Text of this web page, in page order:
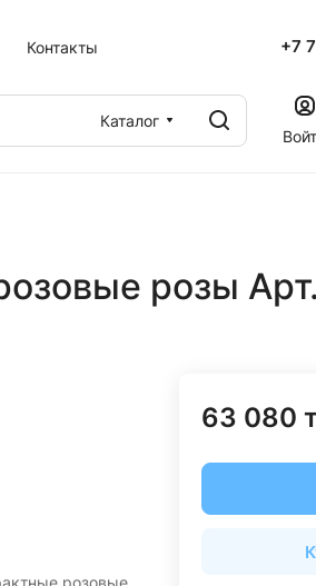
Контакты +7
Каталог
розы
розовые
63 080